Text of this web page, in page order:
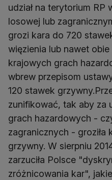
udział na terytorium RP
losowej lub
grozi kara do 720
więzienia lub nawet obie
krajowych grach
wbrew przepisom
120 stawek
zunifikować, tak aby za
grach hazardowych -
zagranicznych - groziła
grzywny. W sierpniu
zarzuciła Polsce
zróżnicowania kar",